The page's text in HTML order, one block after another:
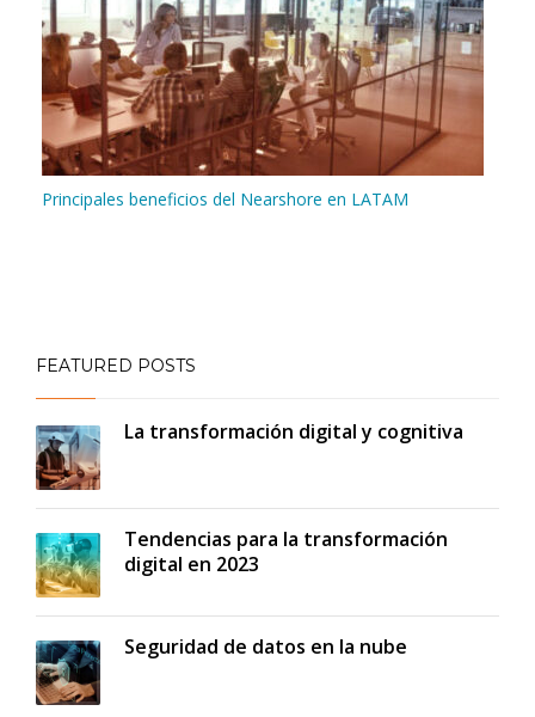
Principales beneficios del Nearshore en LATAM
FEATURED POSTS
La transformación digital y cognitiva
Tendencias para la transformación
digital en 2023
Seguridad de datos en la nube